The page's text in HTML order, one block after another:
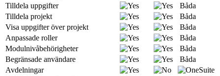
Tilldela uppgifter
Båda
Tilldela projekt
Båda
Visa uppgifter över projekt
Båda
Anpassade roller
Båda
Modulnivåbehörigheter
Båda
Begränsade användare
Båda
Avdelningar